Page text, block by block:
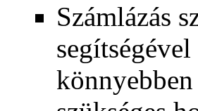
Számlázás